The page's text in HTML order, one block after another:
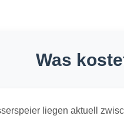
Was
liegen aktuell